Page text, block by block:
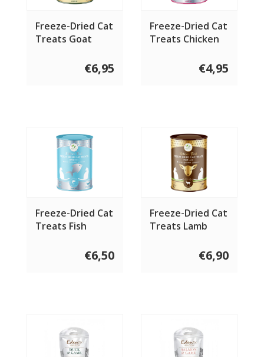
Freeze-Dried Cat
Treats Goat
€6,95
Freeze-Dried Cat
Treats Chicken
€4,95
Freeze-Dried Cat
Treats Fish
€6,50
Freeze-Dried Cat
Treats Lamb
€6,90